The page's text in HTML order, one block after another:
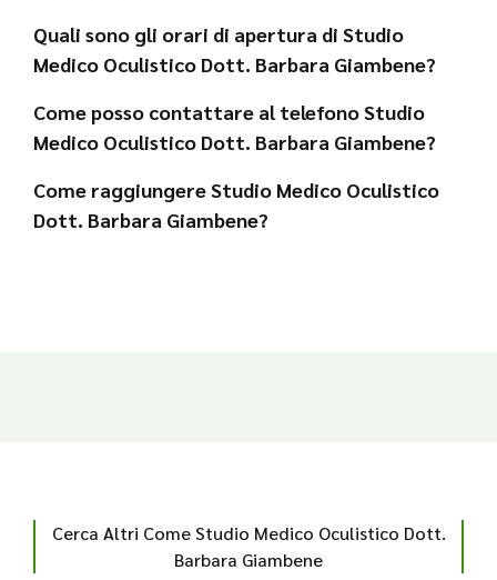
Quali sono gli orari di apertura di Studio
Medico Oculistico Dott. Barbara Giambene?
Come posso contattare al telefono Studio
Medico Oculistico Dott. Barbara Giambene?
Come raggiungere Studio Medico Oculistico
Dott. Barbara Giambene?
Cerca Altri Come Studio Medico Oculistico Dott.
Barbara Giambene